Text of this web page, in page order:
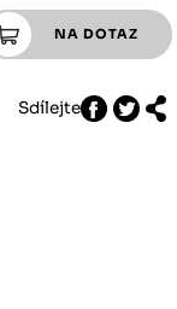
Sdílejte